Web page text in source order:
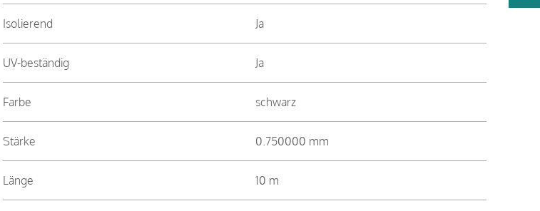
Isolierend Ja
UV-beständig Ja
Farbe schwarz
Stärke 0.750000 mm
Länge 10 m